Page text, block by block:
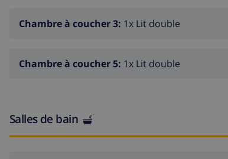
Chambre à coucher 3: 1x Lit double
Chambre à coucher 5: 1x Lit double
Salles de bain